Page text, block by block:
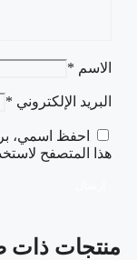
الاسم *
البريد الإلكتروني *
احفظ اسمي،
هذا المتصفح
منتجات ذات